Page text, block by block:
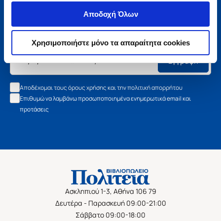
Αποδοχή Όλων
Χρησιμοποιήστε μόνο τα απαραίτητα cookies
Μάθετε τα νέα της Πολιτείας
Εγγραφείτε στο newsletter μας και μάθετε πρώτοι όλα τα
νέα βιβλία, τις εξαιρετικές τιμές και τις εκδηλώσεις μας.
Εγγραφή
Αποδέχομαι τους όρους χρήσης και την πολιτική απορρήτου
Επιθυμώ να λαμβάνω προσωποποιημένα ενημερωτικά email και
προτάσεις
Ασκληπιού 1-3, Αθήνα 106 79
Δευτέρα - Παρασκευή 09:00-21:00
Σάββατο 09:00-18:00